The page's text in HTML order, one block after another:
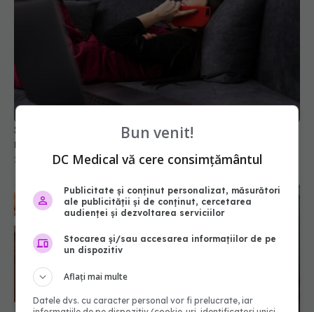
Stai prea mult jos? Soluția simplă care îți poate
reduce riscul de boli grave
26 apr 2026, 13:00 Bun venit!
DC Medical vă cere consimțământul
Publicitate și conținut personalizat, măsurători
ale publicității și de conținut, cercetarea
audienței și dezvoltarea serviciilor
Stocarea și/sau accesarea informațiilor de pe
un dispozitiv
Aflați mai multe
Datele dvs. cu caracter personal vor fi prelucrate, iar